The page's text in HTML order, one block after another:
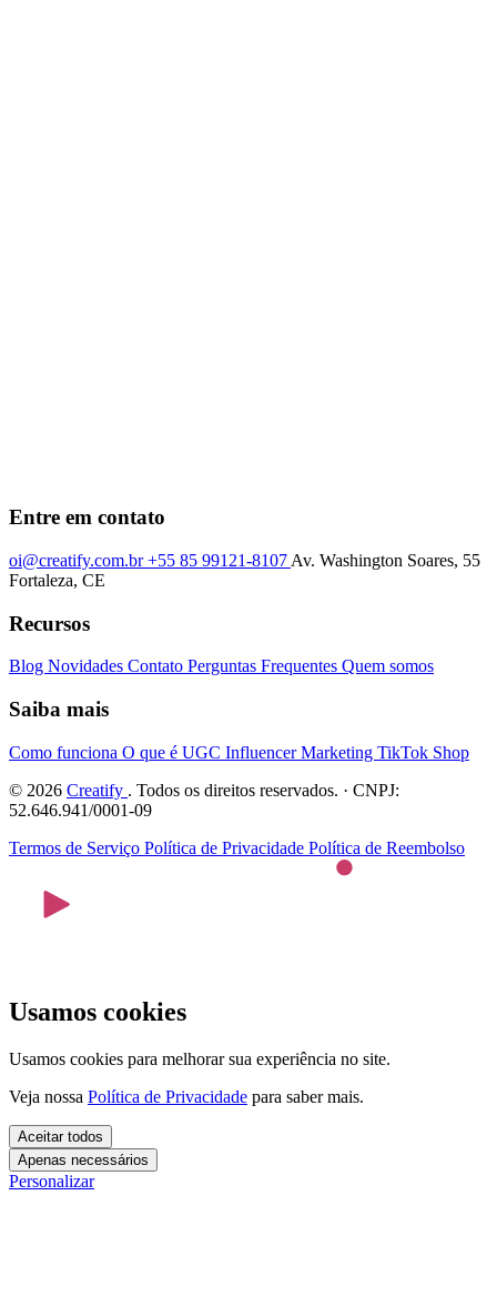
Entre em contato
oi@creatify.com.br+55 85 99121-8107 Av. Washington Soares, 55
Fortaleza, CE
Recursos
Blog Novidades Contato Perguntas Frequentes Quem somos
Saiba mais
Como funciona O que é UGC Influencer Marketing TikTok Shop
© 2026 Creatify . Todos os direitos reservados. · CNPJ:
52.646.941/0001-09
Termos de Serviço Política de Privacidade Política de Reembolso
Usamos cookies
Usamos cookies para melhorar sua experiência no site.
Veja nossa Política de Privacidade para saber mais.
Aceitar todos
Apenas necessários
Personalizar